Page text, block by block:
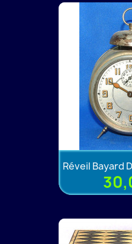
Réveil Bayard